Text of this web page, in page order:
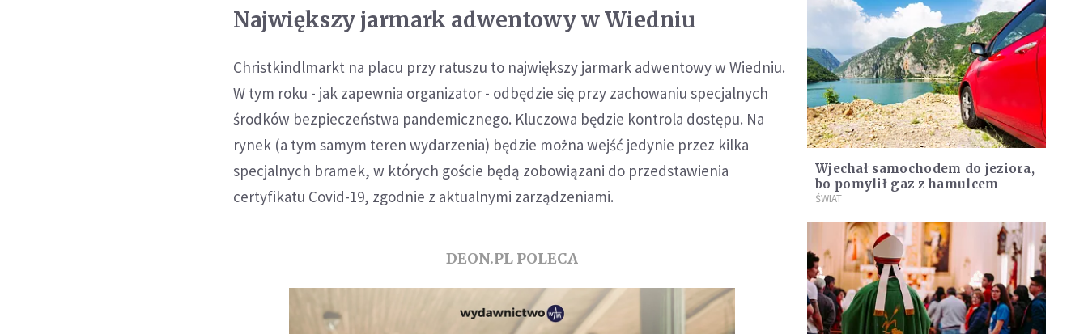
Największy jarmark adwentowy w Wiedniu
Christkindlmarkt na placu przy ratuszu to największy jarmark adwentowy w Wiedniu.
W tym roku - jak zapewnia organizator - odbędzie się przy zachowaniu specjalnych
środków bezpieczeństwa pandemicznego. Kluczowa będzie kontrola dostępu. Na
rynek (a tym samym teren wydarzenia) będzie można wejść jedynie przez kilka
specjalnych bramek, w których goście będą zobowiązani do przedstawienia
certyfikatu Covid-19, zgodnie z aktualnymi zarządzeniami.
DEON.PL POLECA
Wjechał samochodem do jeziora,
bo pomylił gaz z hamulcem
ŚWIAT